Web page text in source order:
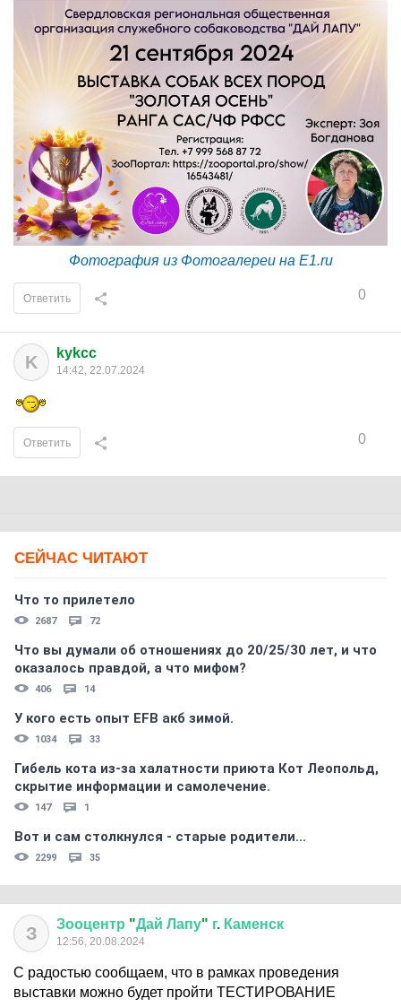
Фотография из Фотогалереи на E1.ru
0
Ответить
K kykcc
14:42, 22.07.2024
0
Ответить
СЕЙЧАС ЧИТАЮТ
Что то прилетело
2687 72
Что вы думали об отношениях до 20/25/30 лет, и что
оказалось правдой, а что мифом?
406 14
У кого есть опыт EFB акб зимой.
1034 33
Гибель кота из-за халатности приюта Кот Леопольд,
скрытиe информации и самолечение.
147 1
Вот и сам столкнулся - старые родители...
2299 35
З Зооцентр "Дай Лапу" г. Каменск
12:56, 20.08.2024
С радостью сообщаем, что в рамках проведения
выставки можно будет пройти ТЕСТИРОВАНИЕ